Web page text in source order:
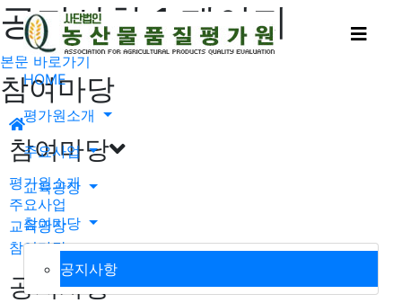
공지사항 1 페이지
본문 바로가기
메뉴
HOME
평가원소개
주요사업
교육광장
참여마당
공지사항
참여마당
참여마당
평가원소개
주요사업
교육광장
참여마당
공지사항